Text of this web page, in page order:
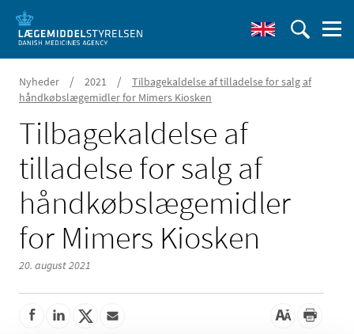
Nyheder / 2021 /
Tilbagekaldelse af tilladelse for salg af
håndkøbslægemidler for Mimers Kiosken
Tilbagekaldelse af
tilladelse for salg af
håndkøbslægemidler
for Mimers Kiosken
20. august 2021